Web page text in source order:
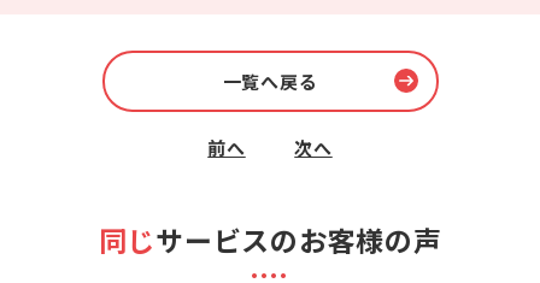
前へ
一覧へ戻る
次へ
同じサービスのお客様の声